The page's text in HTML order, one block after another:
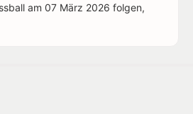
am 07 März 2026 folgen,